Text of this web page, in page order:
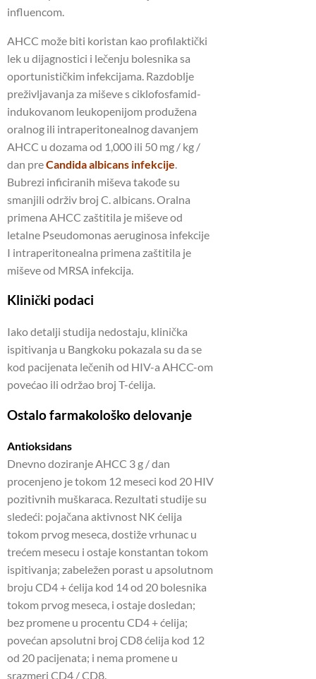
influencom.
AHCC može biti koristan kao profilaktički
lek u dijagnostici i lečenju bolesnika sa
oportunističkim infekcijama. Razdoblje
preživljavanja za miševe s ciklofosfamid-
indukovanom leukopenijom produžena
oralnog ili intraperitonealnog davanjem
AHCC u dozama od 1,000 ili 50 mg / kg /
dan preCandida albicans infekcije
Bubrezi inficiranih miševa takođe su
smanjili održiv broj C. albicans. Oralna
primena AHCC zaštitila je miševe od
letalne Pseudomonas aeruginosa infekcije
I intraperitonealna primena zaštitila je
miševe od MRSA infekcija.
Klinički podaci
Iako detalji studija nedostaju, klinička
ispitivanja u Bangkoku pokazala su da se
kod pacijenata lečenih od HIV-a AHCC-om
povećao ili održao broj T-ćelija.
Ostalo farmakološko delovanje
Antioksidans
Dnevno doziranje AHCC 3 g / dan
procenjeno je tokom 12 meseci kod 20 HIV
pozitivnih muškaraca. Rezultati studije su
sledeći: pojačana aktivnost NK ćelija
tokom prvog meseca, dostiže vrhunac u
trećem mesecu i ostaje konstantan tokom
ispitivanja; zabeležen porast u apsolutnom
broju CD4 + ćelija kod 14 od 20 bolesnika
tokom prvog meseca, i ostaje dosledan;
bez promene u procentu CD4 + ćelija;
povećan apsolutni broj CD8 ćelija kod 12
od 20 pacijenata; i nema promene u
srazmeri CD4 / CD8.